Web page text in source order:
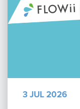
3 JUL 2026